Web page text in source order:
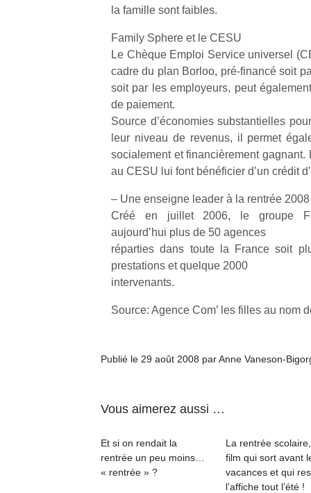
la famille sont faibles.
Family Sphere et le CESU
Le Chèque Emploi Service universel
cadre du plan Borloo, pré-financé soit
soit par les employeurs, peut
de paiement.
Source d’économies substantielles
leur niveau de revenus, il permet
socialement et financièrement gagnant.
au CESU lui font bénéficier d’un crédit
– Une enseigne leader à la rentrée 2008
Créé en juillet 2006, le groupe
aujourd’hui plus de 50 agences
réparties dans toute la France soit
prestations et quelque 2000
intervenants.
Source: Agence Com’ les filles au nom
Publié le 29 août 2008 par Anne Vaneson-
Vous aimerez aussi …
Et si on rendait la
rentrée un peu moins…
« rentrée » ?
La rentrée
film qui sort avant
vacances et qui
l’affiche tout l’été !